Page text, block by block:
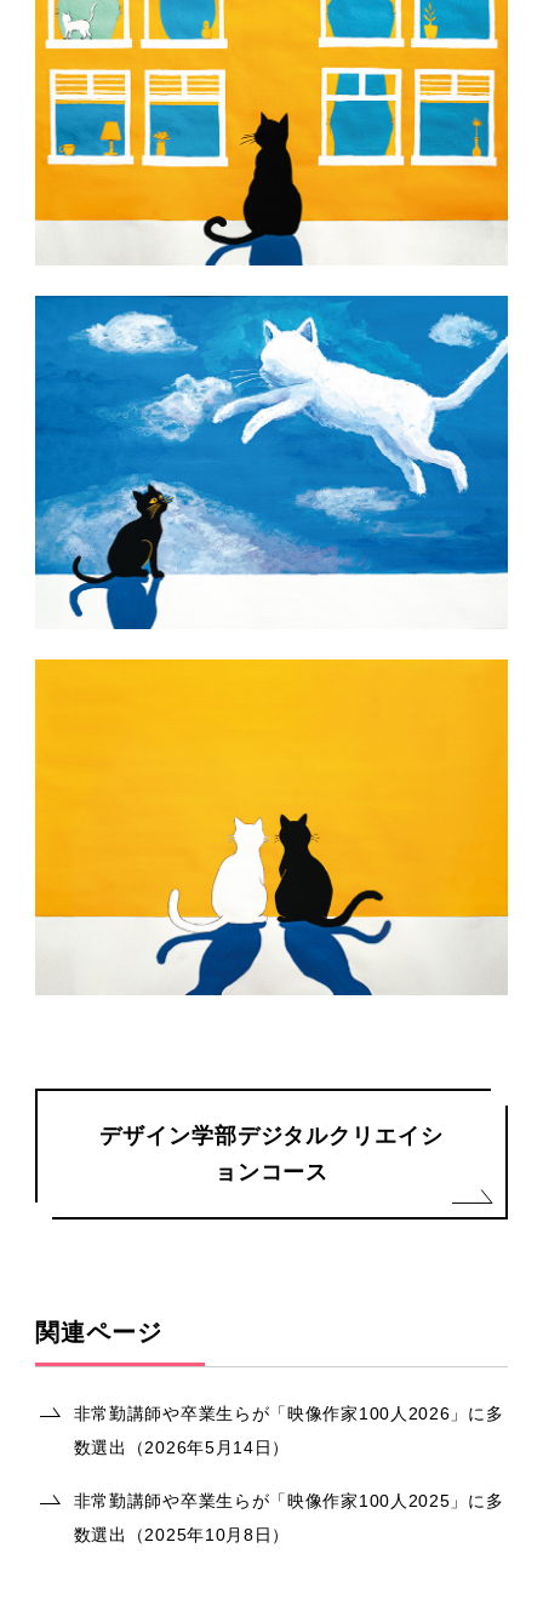
デザイン学部デジタルクリエイシ
ョンコース
関連ページ
非常勤講師や卒業生らが「映像作家100人2026」に多
数選出（2026年5月14日）
非常勤講師や卒業生らが「映像作家100人2025」に多
数選出（2025年10月8日）